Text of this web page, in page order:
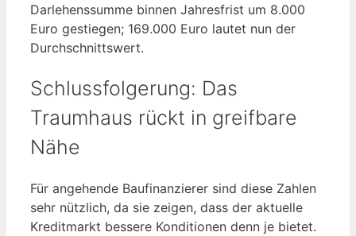
Darlehenssumme binnen Jahresfrist um 8.000
Euro gestiegen; 169.000 Euro lautet nun der
Durchschnittswert.
Schlussfolgerung: Das
Traumhaus rückt in greifbare
Nähe
Für angehende Baufinanzierer sind diese Zahlen
sehr nützlich, da sie zeigen, dass der aktuelle
Kreditmarkt bessere Konditionen denn je bietet.